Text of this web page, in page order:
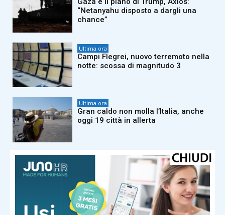
“Netanyahu disposto a dargli una
chance”
Ultima ora
Campi Flegrei, nuovo terremoto nella
notte: scossa di magnitudo 3
Ultima ora
Gran caldo non molla l’Italia, anche
oggi 19 città in allerta
Il suo mega yacht non soccorre
barca in difficoltà, Zuckerberg nella
bufera
Ultima ora